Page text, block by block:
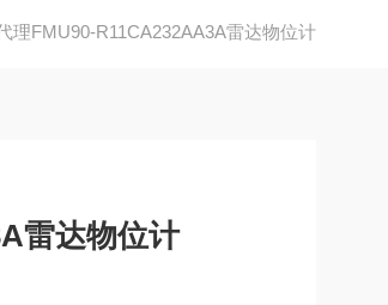
理FMU90-R11CA232AA3A雷达物位计
雷达物位计